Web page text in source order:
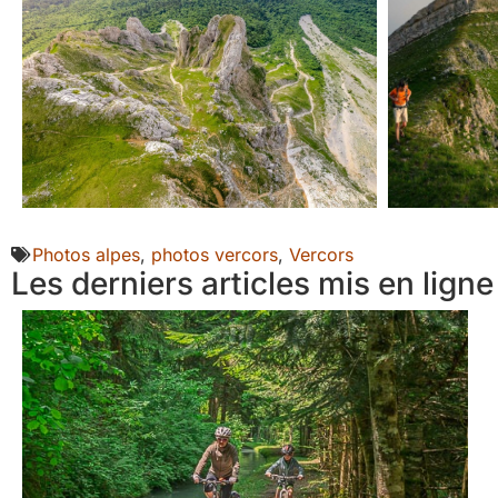
Photos alpes, photos vercors, Vercors
Les derniers articles mis en